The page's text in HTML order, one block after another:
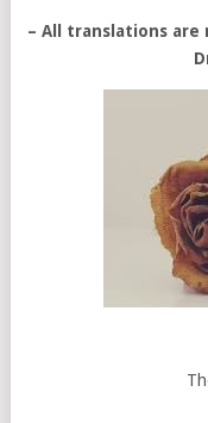
– All translations are